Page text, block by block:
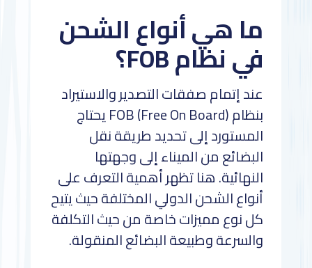
ما هي أنواع الشحن
في نظام FOB؟
عند إتمام صفقات التصدير والاستيراد
بنظام FOB (Free On Board) يحتاج
المستورد إلى تحديد طريقة نقل
البضائع من الميناء إلى وجهتها
النهائية. هنا تظهر أهمية التعرف على
أنواع الشحن الدولي المختلفة حيث يتيح
كل نوع مميزات خاصة من حيث التكلفة
والسرعة وطبيعة البضائع المنقولة.